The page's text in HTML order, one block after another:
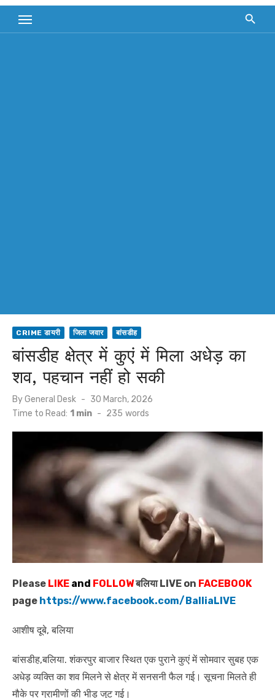
CRIME डायरी जिला जवार बांसडीह
बांसडीह क्षेत्र में कुएं में मिला अधेड़ का
शव, पहचान नहीं हो सकी
ByGeneral Desk
Posted
on
30 March, 2026
Time to Read: 1 min - 235 words
Please LIKE and FOLLOWबलिया LIVE on FACEBOOK
page https://www.facebook.com/BalliaLIVE
आशीष दूबे, बलिया
बांसडीह,बलिया. शंकरपुर बाजार स्थित एक पुराने कुएं में सोमवार सुबह एक
अधेड़ व्यक्ति का शव मिलने से क्षेत्र में सनसनी फैल गई। सूचना मिलते ही
मौके पर ग्रामीणों की भीड़ जुट गई।